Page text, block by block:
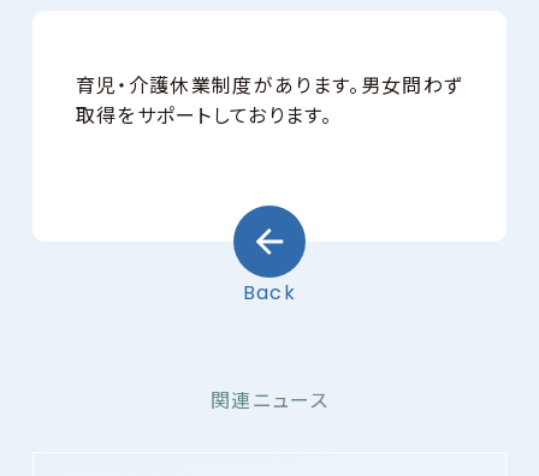
育児・介護休業制度があります。男女問わず
取得をサポートしております。
Back
関連ニュース